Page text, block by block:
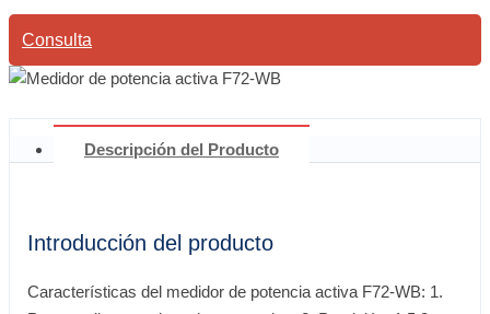
Consulta
Descripción del Producto
Introducción del producto
Características del medidor de potencia activa F72-WB: 1.